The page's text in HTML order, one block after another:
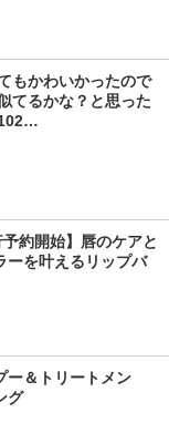
もかわいかったので
てるかな？と思った
約開始】唇のケアと
ーを叶えるリップバ
ー＆トリートメン
グ